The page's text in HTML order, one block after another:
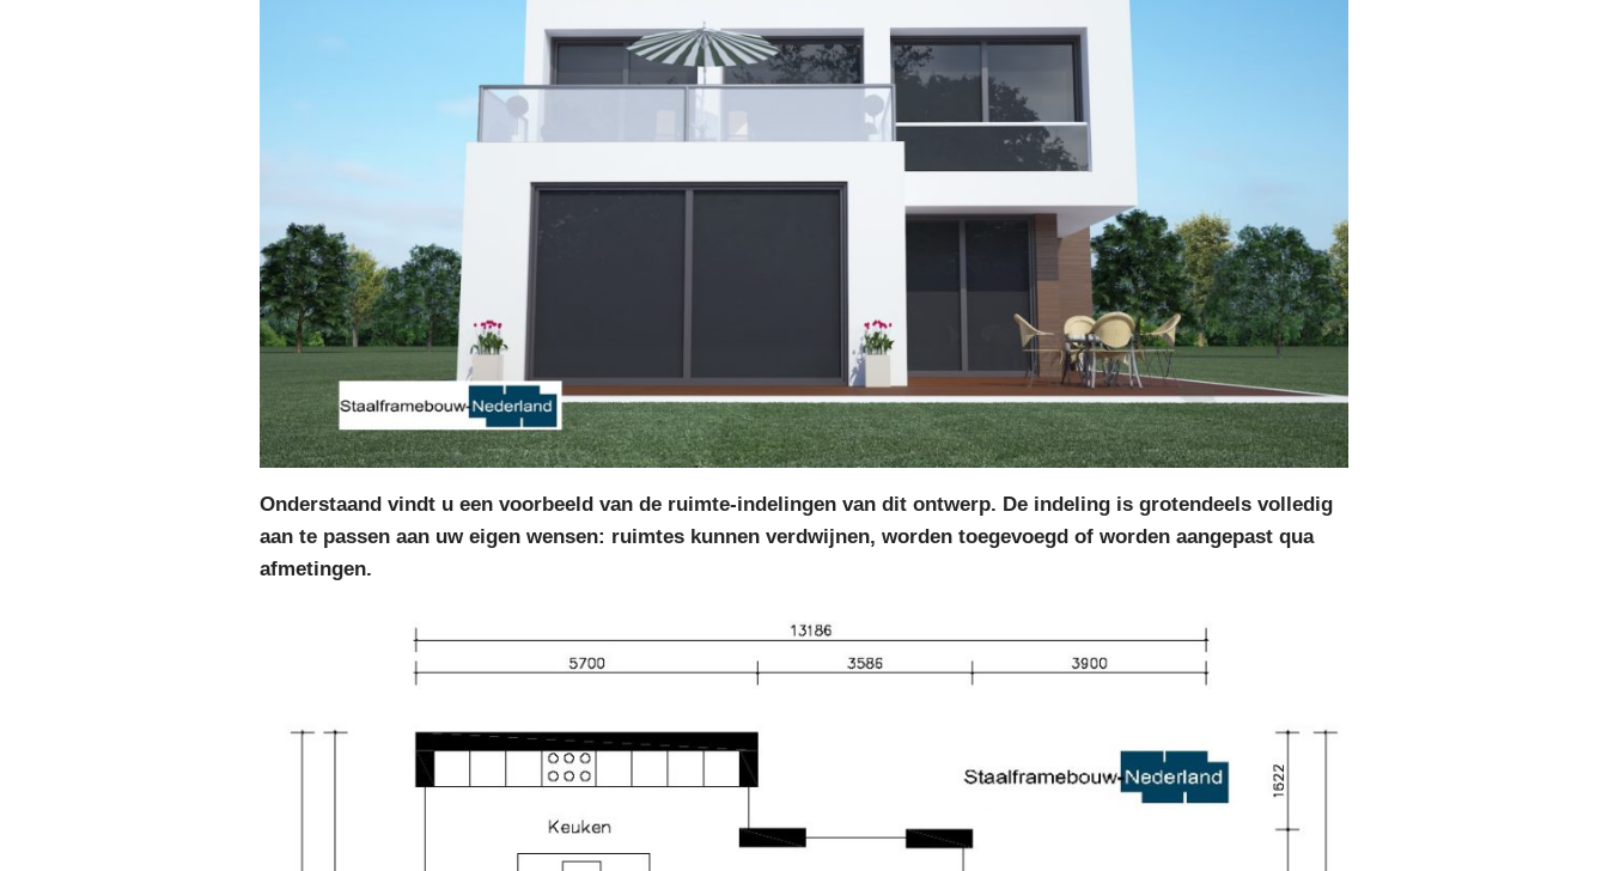
Onderstaand vindt u een voorbeeld van de ruimte-indelingen van dit ontwerp. De indeling is grotendeels volledig
aan te passen aan uw eigen wensen: ruimtes kunnen verdwijnen, worden toegevoegd of worden aangepast qua
afmetingen.